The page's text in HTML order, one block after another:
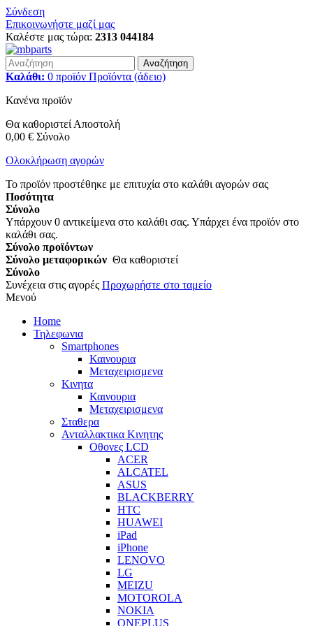
Σύνδεση
Επικοινωνήστε μαζί μας
Καλέστε μας τώρα: 2313 044184
Αναζήτηση
Καλάθι: 0 προϊόν Προϊόντα (άδειο)
Κανένα προϊόν
Θα καθοριστεί Αποστολή
0,00 € Σύνολο
Ολοκλήρωση αγορών
Το προϊόν προστέθηκε με επιτυχία στο καλάθι αγορών σας
Ποσότητα
Σύνολο
Υπάρχουν 0 αντικείμενα στο καλάθι σας. Υπάρχει ένα προϊόν στο
καλάθι σας.
Σύνολο προϊόντων
Σύνολο μεταφορικών Θα καθοριστεί
Σύνολο
Συνέχεια στις αγορές Προχωρήστε στο ταμείο
Μενού
Home
Τηλεφωνια
Smartphones
Καινουρια
Μεταχειρισμενα
Κινητα
Καινουρια
Μεταχειρισμενα
Σταθερα
Ανταλλακτικα Κινητης
Οθονες LCD
ACER
ALCATEL
ASUS
BLACKBERRY
HTC
HUAWEI
iPad
iPhone
LENOVO
LG
MEIZU
MOTOROLA
NOKIA
ONEPLUS